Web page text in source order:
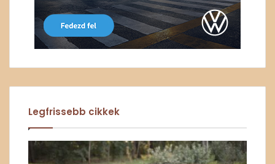
Legfrissebb cikkek